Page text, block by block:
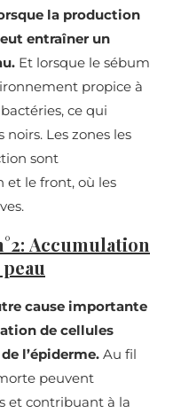
la production
entraîner un
Et lorsque le sébum
propice à
ce qui
Les zones les
sont
et le front, où les
Accumulation
cause importante
de cellules
l’épiderme. Au fil
peuvent
et contribuant à la